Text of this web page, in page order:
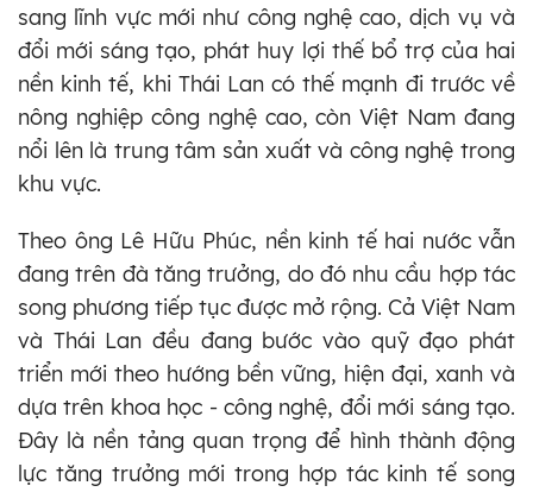
sang lĩnh vực mới như công nghệ cao, dịch vụ và
đổi mới sáng tạo, phát huy lợi thế bổ trợ của hai
nền kinh tế, khi Thái Lan có thế mạnh đi trước về
nông nghiệp công nghệ cao, còn Việt Nam đang
nổi lên là trung tâm sản xuất và công nghệ trong
khu vực.
Theo ông Lê Hữu Phúc, nền kinh tế hai nước vẫn
đang trên đà tăng trưởng, do đó nhu cầu hợp tác
song phương tiếp tục được mở rộng. Cả Việt Nam
và Thái Lan đều đang bước vào quỹ đạo phát
triển mới theo hướng bền vững, hiện đại, xanh và
dựa trên khoa học - công nghệ, đổi mới sáng tạo.
Đây là nền tảng quan trọng để hình thành động
lực tăng trưởng mới trong hợp tác kinh tế song